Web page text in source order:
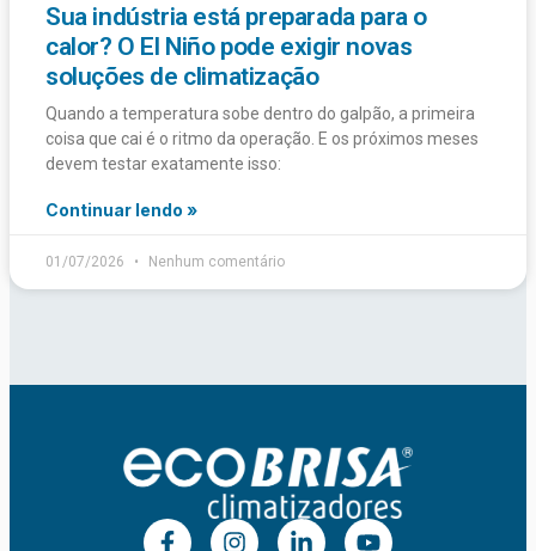
Sua indústria está preparada para o
calor? O El Niño pode exigir novas
soluções de climatização
Quando a temperatura sobe dentro do galpão, a primeira
coisa que cai é o ritmo da operação. E os próximos meses
devem testar exatamente isso:
Continuar lendo »
01/07/2026 Nenhum comentário